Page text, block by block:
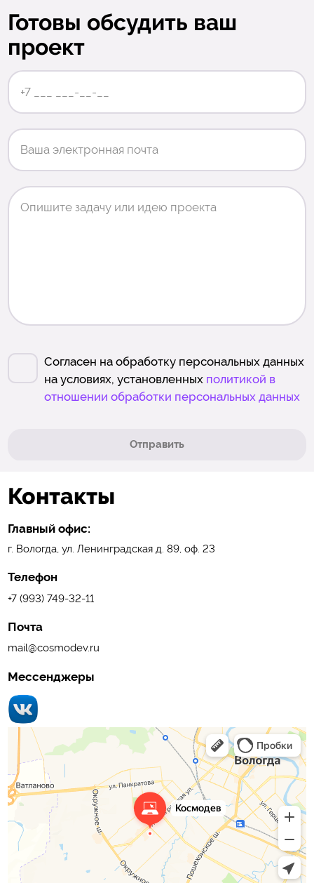
Готовы обсудить ваш
проект
Согласен на обработку персональных данных
на условиях, установленных политикой в
отношении обработки персональных данных
Отправить
Контакты
Главный офис:
г. Вологда, ул. Ленинградская д. 89, оф. 23
Телефон
+7 (993) 749-32-11
Почта
mail@cosmodev.ru
Мессенджеры